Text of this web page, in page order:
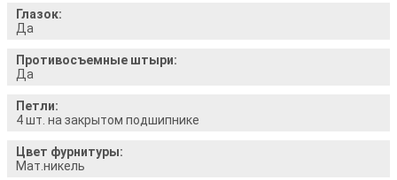
Глазок:
Да
Противосъемные штыри:
Да
Петли:
4 шт. на закрытом подшипнике
Цвет фурнитуры:
Мат.никель